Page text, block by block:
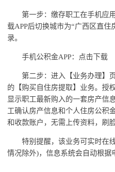
第一步：缴存职工在手机应
载APP后切换城市为“广西区直
录。
手机公积金APP：点击下载
第二步：进入【业务办理】
的【购买自住房提取】业务。授
显示职工最新购入的一套房产信
工确认房产信息和个人住房公积
和收款账户，无需上传资料，刷
特别提醒，该业务可实时在
情况除外)，信息系统会自动根据